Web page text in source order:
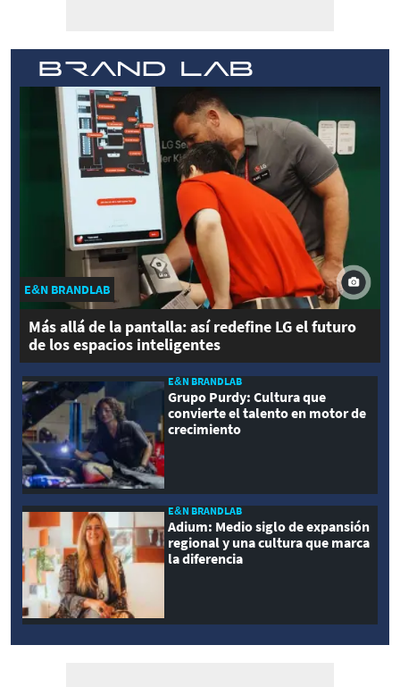
E&N BRANDLAB
Más allá de la pantalla: así redefine LG el futuro
de los espacios inteligentes
E&N BRANDLAB
Grupo Purdy: Cultura que
convierte el talento en motor de
crecimiento
E&N BRANDLAB
Adium: Medio siglo de expansión
regional y una cultura que marca
la diferencia